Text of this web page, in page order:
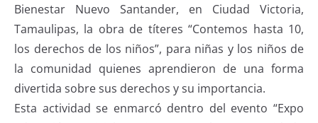
Bienestar Nuevo Santander, en Ciudad Victoria,
Tamaulipas, la obra de títeres “Contemos hasta 10,
los derechos de los niños”, para niñas y los niños de
la comunidad quienes aprendieron de una forma
divertida sobre sus derechos y su importancia.
Esta actividad se enmarcó dentro del evento “Expo